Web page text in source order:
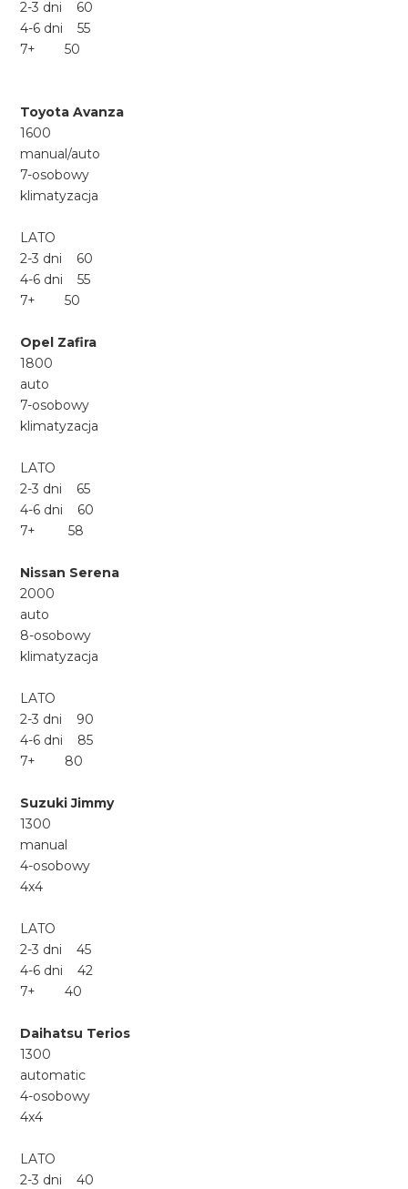
2-3 dni 60
4-6 dni 55
7+ 50
Toyota Avanza
1600
manual/auto
7-osobowy
klimatyzacja
LATO
2-3 dni 60
4-6 dni 55
7+ 50
Opel Zafira
1800
auto
7-osobowy
klimatyzacja
LATO
2-3 dni 65
4-6 dni 60
7+ 58
Nissan Serena
2000
auto
8-osobowy
klimatyzacja
LATO
2-3 dni 90
4-6 dni 85
7+ 80
Suzuki Jimmy
1300
manual
4-osobowy
4x4
LATO
2-3 dni 45
4-6 dni 42
7+ 40
Daihatsu Terios
1300
automatic
4-osobowy
4x4
LATO
2-3 dni 40